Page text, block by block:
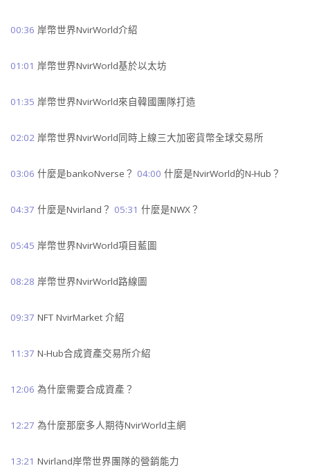
00:36 岸幣世界NvirWorld介紹
01:01 岸幣世界NvirWorld基於以太坊
01:35 岸幣世界NvirWorld來自韓國團隊打造
02:02 岸幣世界NvirWorld同時上線三大加密貨幣全球交易所
03:06 什麼是bankoNverse？ 04:00 什麼是NvirWorld的N-Hub？
04:37 什麼是Nvirland？ 05:31 什麼是NWX？
05:45 岸幣世界NvirWorld項目藍圖
08:28 岸幣世界NvirWorld路線圖
09:37 NFT NvirMarket 介紹
11:37 N-Hub合成資產交易所介紹
12:06 為什麼需要合成資產？
12:27 為什麼那麼多人期待NvirWorld主網
13:21 Nvirland岸幣世界團隊的營銷能力